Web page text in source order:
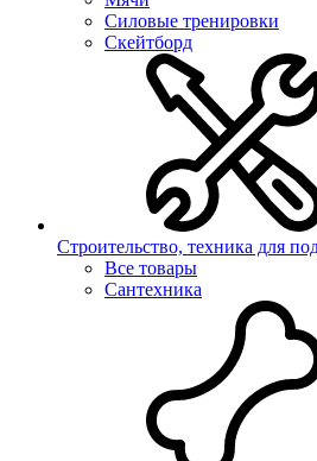
Силовые тренировки
Скейтборд
Строительство, техника для
Все товары
Сантехника